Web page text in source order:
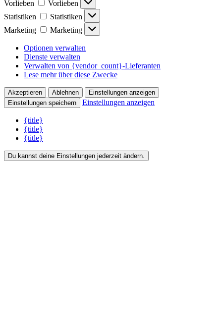
Vorlieben
Vorlieben
Statistiken
Statistiken
Marketing
Marketing
Optionen verwalten
Dienste verwalten
Verwalten von {vendor_count}-Lieferanten
Lese mehr über diese Zwecke
Akzeptieren Ablehnen
Einstellungen anzeigen
Einstellungen speichern
Einstellungen anzeigen
{title}
{title}
{title}
Du kannst deine Einstellungen jederzeit ändern.